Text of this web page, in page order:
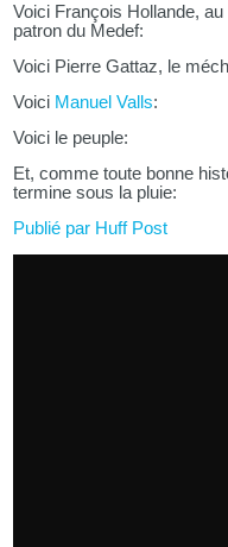
Voici François Hollande,
patron du Medef:
Voici Pierre Gattaz, le
Voici Manuel Valls:
Voici le peuple:
Et, comme toute bonne
termine sous la pluie:
Publié par Huff Post